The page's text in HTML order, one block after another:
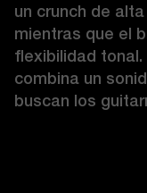
un crunch de
mientras que el
flexibilidad tonal.
combina un
buscan los